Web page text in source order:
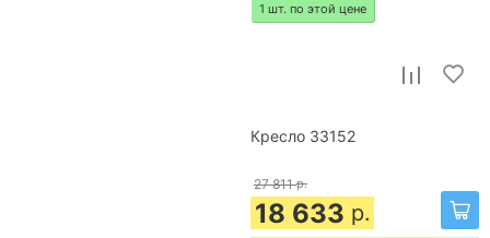
1 шт. по этой цене
Кресло 33152
27 811 р.
18 633 р.